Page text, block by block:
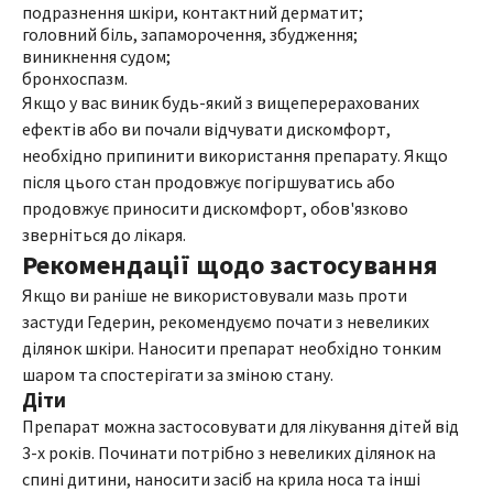
подразнення шкіри, контактний дерматит;
головний біль, запаморочення, збудження;
виникнення судом;
бронхоспазм.
Якщо у вас виник будь-який з вищеперерахованих
ефектів або ви почали відчувати дискомфорт,
необхідно припинити використання препарату. Якщо
після цього стан продовжує погіршуватись або
продовжує приносити дискомфорт, обов'язково
зверніться до лікаря.
Рекомендації щодо застосування
Якщо ви раніше не використовували мазь проти
застуди Гедерин, рекомендуємо почати з невеликих
ділянок шкіри. Наносити препарат необхідно тонким
шаром та спостерігати за зміною стану.
Діти
Препарат можна застосовувати для лікування дітей від
3-х років. Починати потрібно з невеликих ділянок на
спині дитини, наносити засіб на крила носа та інші